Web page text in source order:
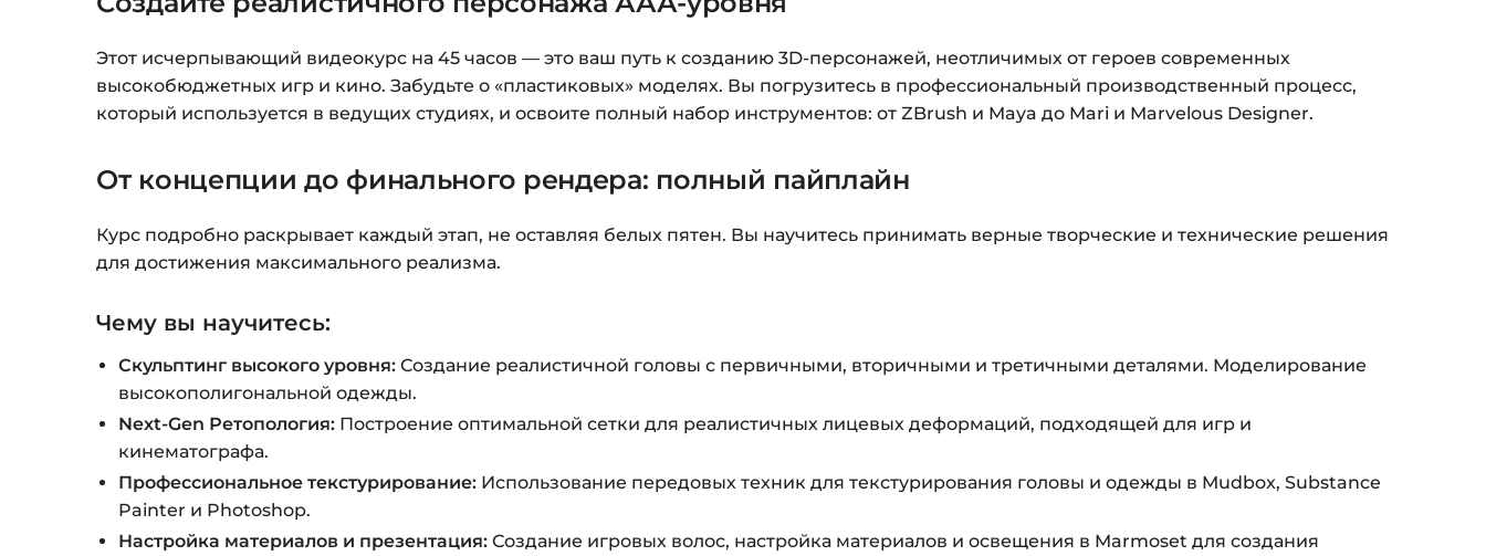
«Перейти к загрузкам». Нажмите её — и откроется страница с
курсами.
Доступ к курсам: без ограничений по времени.
Подробнее об оплате и безопасности — в справке >>>
Этот исчерпывающий видеокурс на 45 часов — это ваш путь к созданию 3D-персонажей, неотличимых от героев современных
высокобюджетных игр и кино. Забудьте о «пластиковых» моделях. Вы погрузитесь в профессиональный производственный процесс,
который используется в ведущих студиях, и освоите полный набор инструментов: от ZBrush и Maya до Mari и Marvelous Designer.
От концепции до финального рендера: полный пайплайн
Курс подробно раскрывает каждый этап, не оставляя белых пятен. Вы научитесь принимать верные творческие и технические решения
для достижения максимального реализма.
Чему вы научитесь:
Скульптинг высокого уровня: Создание реалистичной головы с первичными, вторичными и третичными деталями. Моделирование
высокополигональной одежды.
Next-Gen Ретопология: Построение оптимальной сетки для реалистичных лицевых деформаций, подходящей для игр и
кинематографа.
Профессиональное текстурирование: Использование передовых техник для текстурирования головы и одежды в Mudbox, Substance
Painter и Photoshop.
Настройка материалов и презентация: Создание игровых волос, настройка материалов и освещения в Marmoset для создания